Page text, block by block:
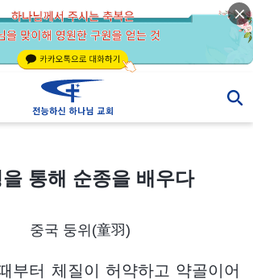
배우다
통해 순종을 배우다
중국 둥위(童羽)
부터 체질이 허약하고 약골이어